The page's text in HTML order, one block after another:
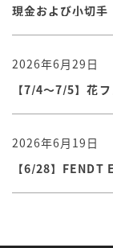
現金および小切
2026年6月29日
【7/4～7/5】花
2026年6月19日
【6/28】FENDT